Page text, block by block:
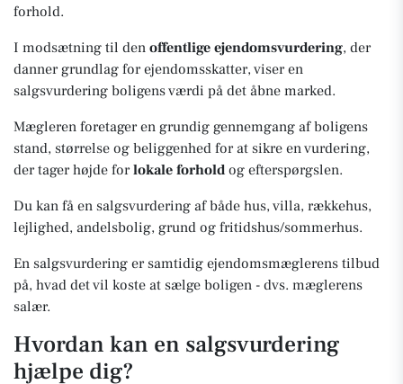
forhold.
I modsætning til den offentlige ejendomsvurdering, der
danner grundlag for ejendomsskatter, viser en
salgsvurdering boligens værdi på det åbne marked.
Mægleren foretager en grundig gennemgang af boligens
stand, størrelse og beliggenhed for at sikre en vurdering,
der tager højde forlokale forhold og efterspørgslen.
Du kan få en salgsvurdering af både hus, villa, rækkehus,
lejlighed, andelsbolig, grund og fritidshus/sommerhus.
En salgsvurdering er samtidig ejendomsmæglerens tilbud
på, hvad det vil koste at sælge boligen - dvs. mæglerens
salær.
Hvordan kan en salgsvurdering
hjælpe dig?